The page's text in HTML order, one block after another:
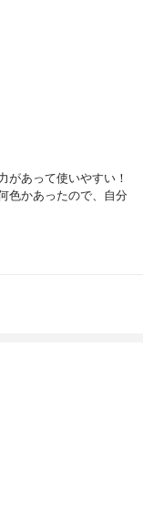
があって使いやすい！
色かあったので、自分